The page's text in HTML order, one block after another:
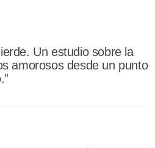
Un estudio sobre la
amorosos desde un punto